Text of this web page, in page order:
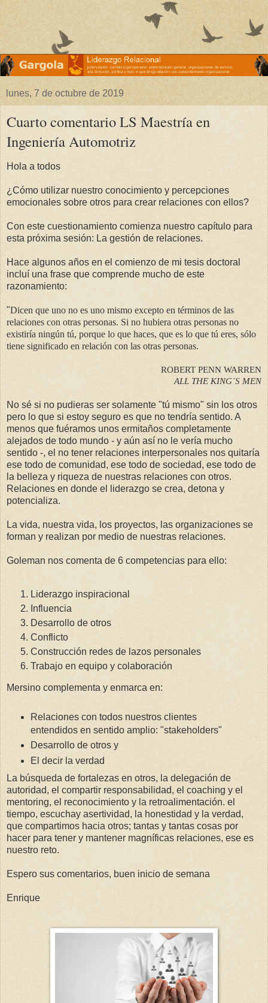
lunes, 7 de octubre de 2019
Cuarto comentario LS Maestría en
Ingeniería Automotriz
Hola a todos
¿Cómo utilizar nuestro conocimiento y percepciones
emocionales sobre otros para crear relaciones con ellos?
Con este cuestionamiento comienza nuestro capítulo para
esta próxima sesión: La gestión de relaciones.
Hace algunos años en el comienzo de mi tesis doctoral
incluí una frase que comprende mucho de este
razonamiento:
"Dicen que uno no es uno mismo excepto en términos de las
relaciones con otras personas. Si no hubiera otras personas no
existiría ningún tú, porque lo que haces, que es lo que tú eres, sólo
tiene significado en relación con las otras personas.
ROBERT PENN WARREN
ALL THE KING´S MEN
No sé si no pudieras ser solamente "tú mismo" sin los otros
pero lo que si estoy seguro es que no tendría sentido. A
menos que fuéramos unos ermitaños completamente
alejados de todo mundo - y aún así no le vería mucho
sentido -, el no tener relaciones interpersonales nos quitaría
ese todo de comunidad, ese todo de sociedad, ese todo de
la belleza y riqueza de nuestras relaciones con otros.
Relaciones en donde el liderazgo se crea, detona y
potencializa.
La vida, nuestra vida, los proyectos, las organizaciones se
forman y realizan por medio de nuestras relaciones.
Goleman nos comenta de 6 competencias para ello:
Liderazgo inspiracional
Influencia
Desarrollo de otros
Conflicto
Construcción redes de lazos personales
Trabajo en equipo y colaboración
Mersino complementa y enmarca en:
Relaciones con todos nuestros clientes
entendidos en sentido amplio: "stakeholders"
Desarrollo de otros y
El decir la verdad
La búsqueda de fortalezas en otros, la delegación de
autoridad, el compartir responsabilidad, el coaching y el
mentoring, el reconocimiento y la retroalimentación. el
tiempo, escuchay asertividad, la honestidad y la verdad,
que compartimos hacia otros; tantas y tantas cosas por
hacer para tener y mantener magníficas relaciones, ese es
nuestro reto.
Espero sus comentarios, buen inicio de semana
Enrique